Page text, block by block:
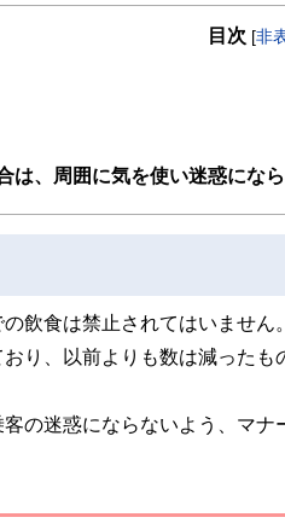
工程に関わることで、読者目線のコンテ
ァイナンシャルプランナー、弁護士、税
務士、行政書士、投資アナリスト、キ
活のアイデアを提供するお金のコンシェ
目次 [非
は、周囲に気を使い迷惑にな
飲食は禁止されてはいませ
り、以前よりも数は減ったも
の迷惑にならないよう、マ